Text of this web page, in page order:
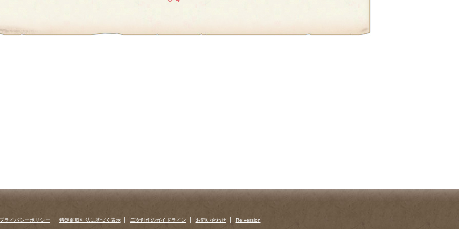
ライバシーポリシー 特定商取引法に基づく表示 二次創作のガイドライン お問い合わせ Re:version